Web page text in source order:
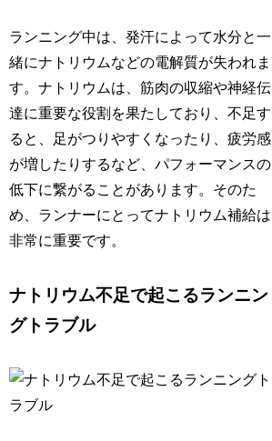
ランニング中は、発汗によって水分と一
緒にナトリウムなどの電解質が失われま
す。ナトリウムは、筋肉の収縮や神経伝
達に重要な役割を果たしており、不足す
ると、
足がつりやすくなったり、疲労感
が増したりするなど、パフォーマンスの
低下に繋がることがあります。そのた
め、ランナーにとってナトリウム補給は
非常に重要です。
ナトリウム不足で起こるランニン
グトラブル